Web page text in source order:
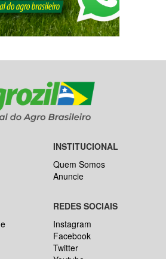
INSTITUCIONAL
Quem Somos
REDES SOCIAIS
Instagram
Facebook